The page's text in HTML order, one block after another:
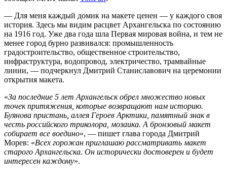
— Для меня каждый домик на макете ценен — у каждого своя
история. Здесь мы видим расцвет Архангельска по состоянию
на 1916 год. Уже два года шла Первая мировая война, и тем не
менее город бурно развивался: промышленность
градостроительство, общественное строительство,
инфраструктура, водопровод, электричество, трамвайные
линии, — подчеркнул Дмитрий Станиславович на церемонии
открытия макета.
«За последние 5 лет Архангельск обрел множество новых
точек притяжения, которые возвращают нам историю.
Буянова пристань, аллея Героев Арктики, памятный знак в
честь российского триколора, мозаика. А бронзовый макет
собирает все воедино», — пишет глава города Дмитрий
Морев: «Всех горожан приглашаю рассматривать макет
старого Архангельска. Он исторически достоверен и будет
интересен каждому».